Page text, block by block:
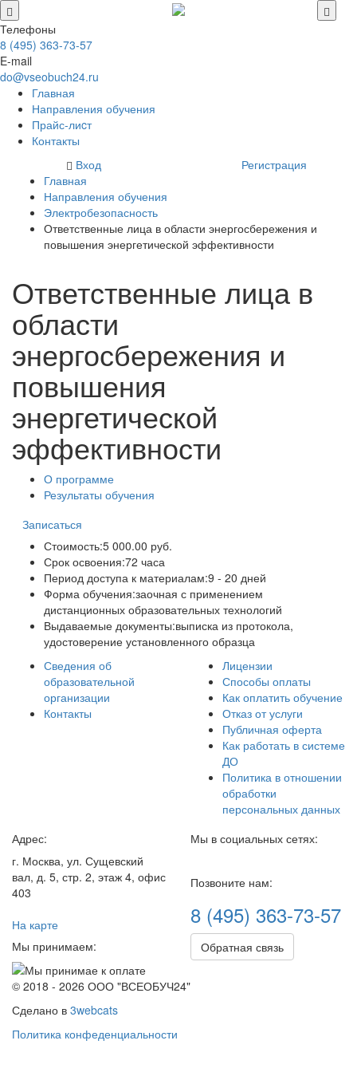
Телефоны
8 (495) 363-73-57
E-mail
do@vseobuch24.ru
Главная
Направления обучения
Прайс-лиcт
Контакты
Вход
Регистрация
Главная
Направления обучения
Электробезопасность
Ответственные лица в области энергосбережения и
повышения энергетической эффективности
Ответственные лица в
области
энергосбережения и
повышения
энергетической
эффективности
О программе
Результаты обучения
Записаться
Стоимость:5 000.00 руб.
Срок освоения:72 часа
Период доступа к материалам:9 - 20 дней
Форма обучения:заочная с применением
дистанционных образовательных технологий
Выдаваемые документы:выписка из протокола,
удостоверение установленного образца
Сведения об
образовательной
организации
Контакты
Лицензии
Способы оплаты
Как оплатить обучение
Отказ от услуги
Публичная оферта
Как работать в системе
ДО
Политика в отношении
обработки
персональных данных
Адрес:
г. Москва, ул. Сущевский
вал, д. 5, стр. 2, этаж 4, офис
403
На карте
Мы принимаем:
Мы в социальных сетях:
Позвоните нам:
8 (495) 363-73-57
Обратная связь
© 2018 - 2026 ООО "ВСЕОБУЧ24"
Сделано в 3webcats
Политика конфеденциальности